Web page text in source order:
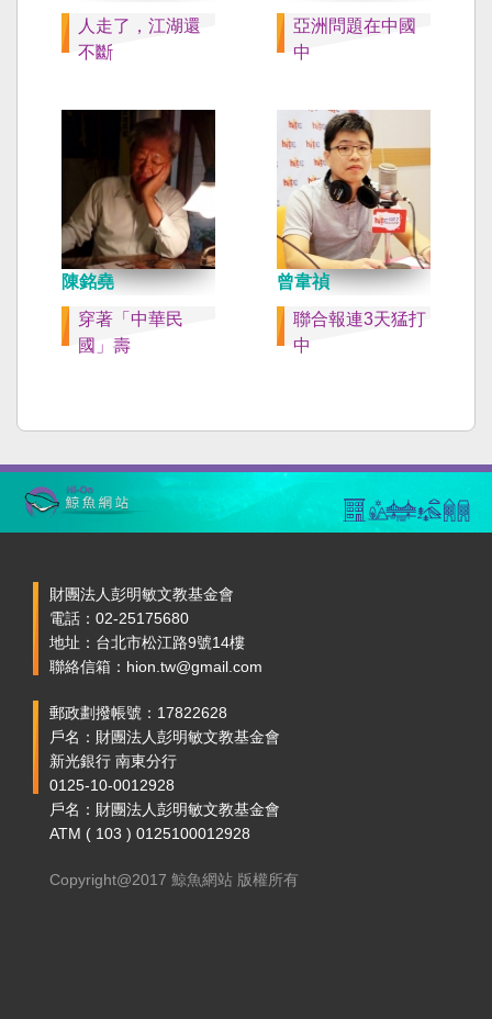
人走了，江湖還
不斷
亞洲問題在中國
中
陳銘堯
穿著「中華民
國」壽
曾韋禎
聯合報連3天猛打
中
財團法人彭明敏文教基金會
電話：02-25175680
地址：台北市松江路9號14樓
聯絡信箱：hion.tw@gmail.com
郵政劃撥帳號：17822628
戶名：財團法人彭明敏文教基金會
新光銀行 南東分行
0125-10-0012928
戶名：財團法人彭明敏文教基金會
ATM ( 103 ) 0125100012928
Copyright@2017 鯨魚網站 版權所有